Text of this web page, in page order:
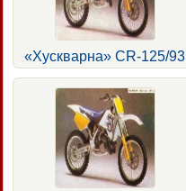
«Хускварна» CR-125/93